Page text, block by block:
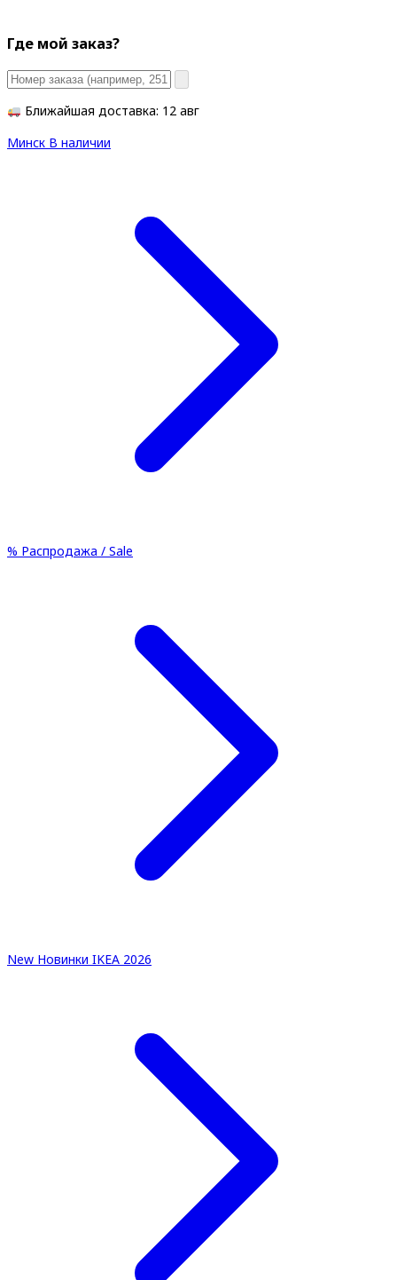
Где мой заказ?
Ближайшая доставка: 12 авг
Минск В наличии
% Распродажа / Sale
New Новинки IKEA 2026